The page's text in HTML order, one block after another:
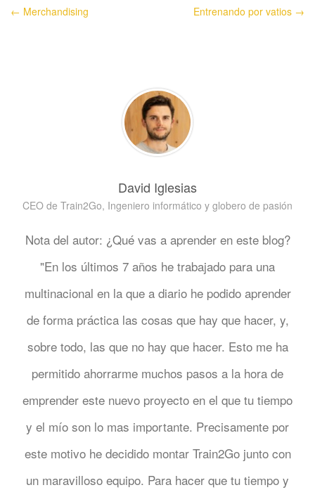
← Merchandising Entrenando por vatios →
David Iglesias
CEO de Train2Go, Ingeniero informático y globero de pasión
Nota del autor: ¿Qué vas a aprender en este blog?
"En los últimos 7 años he trabajado para una
multinacional en la que a diario he podido aprender
de forma práctica las cosas que hay que hacer, y,
sobre todo, las que no hay que hacer. Esto me ha
permitido ahorrarme muchos pasos a la hora de
emprender este nuevo proyecto en el que tu tiempo
y el mío son lo mas importante. Precisamente por
este motivo he decidido montar Train2Go junto con
un maravilloso equipo. Para hacer que tu tiempo y